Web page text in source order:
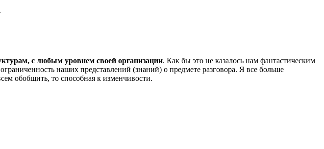
с любым уровнем своей организации. Как бы это не казалось нам фантастическим
наших представлений (знаний) о предмете разговора. Я все больше
обобщить, то способная к изменчивости.